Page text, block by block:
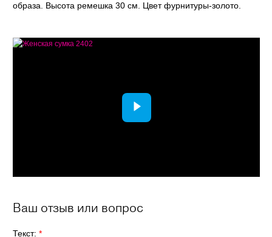
образа. Высота ремешка 30 см. Цвет фурнитуры-золото.
Ваш отзыв или вопрос
Текст: *